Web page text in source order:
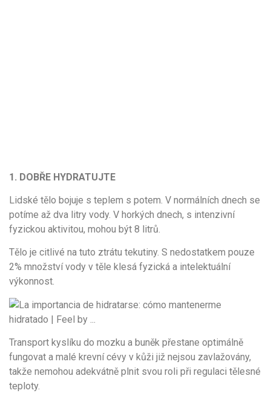
1. DOBŘE HYDRATUJTE
Lidské tělo bojuje s teplem s potem. V normálních dnech se
potíme až dva litry vody. V horkých dnech, s intenzivní
fyzickou aktivitou, mohou být 8 litrů.
Tělo je citlivé na tuto ztrátu tekutiny. S nedostatkem pouze
2% množství vody v těle klesá fyzická a intelektuální
výkonnost.
Transport kyslíku do mozku a buněk přestane optimálně
fungovat a malé krevní cévy v kůži již nejsou zavlažovány,
takže nemohou adekvátně plnit svou roli při regulaci tělesné
teploty.